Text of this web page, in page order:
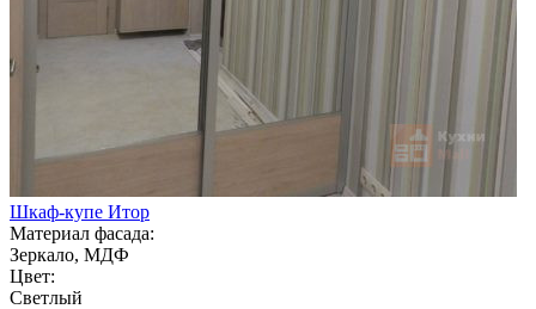
Шкаф-купе Итор
Материал фасада:
Зеркало, МДФ
Цвет:
Светлый